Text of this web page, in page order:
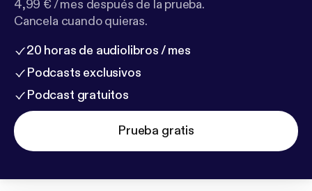
4,99 € / mes después de la prueba.
Cancela cuando quieras.
20 horas de audiolibros / mes
Podcasts exclusivos
Podcast gratuitos
Prueba gratis